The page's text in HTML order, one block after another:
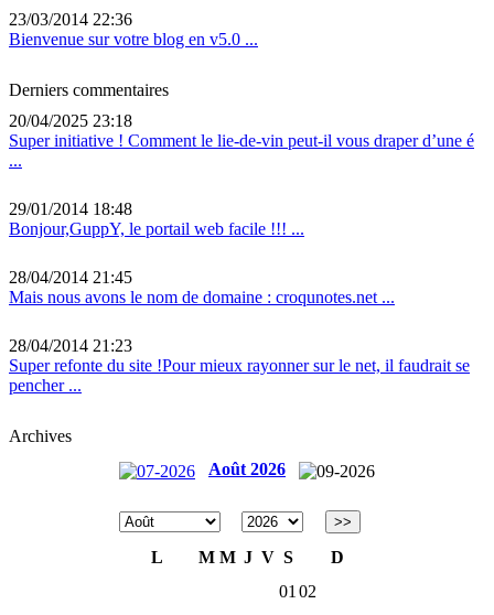
23/03/2014 22:36
Bienvenue sur votre blog en v5.0 ...
Derniers commentaires
20/04/2025 23:18
Super initiative ! Comment le lie-de-vin peut-il vous draper d’une é
...
29/01/2014 18:48
Bonjour,GuppY, le portail web facile !!! ...
28/04/2014 21:45
Mais nous avons le nom de domaine : croqunotes.net ...
28/04/2014 21:23
Super refonte du site !Pour mieux rayonner sur le net, il faudrait se
pencher ...
Archives
Août 2026
>>
L M M J V S
D
01 02